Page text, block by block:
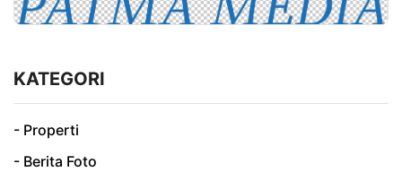
KATEGORI
- Properti
- Berita Foto